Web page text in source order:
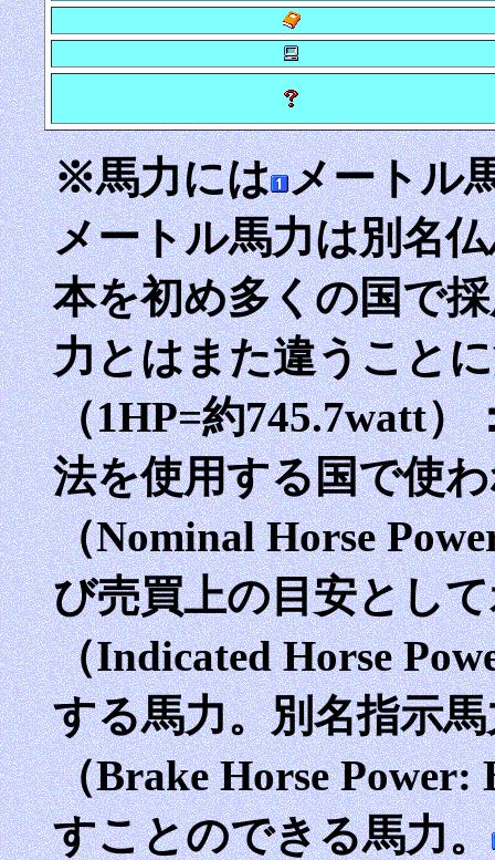
※馬力には メートル
メートル馬力は別名
本を初め多くの国で
力とはまた違うこと
（1HP=約745.7watt
法を使用する国で使
（Nominal Horse
び売買上の目安とし
（Indicated Horse
する馬力。別名指示
（Brake Horse
すことのできる馬力。